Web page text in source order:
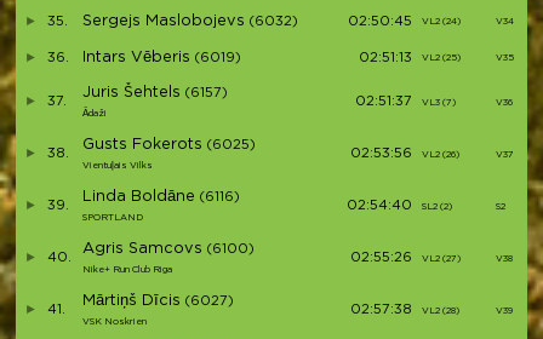
35. Sergejs Maslobojevs (6032) 02:50:45 VL2 (24) V34
36. Intars Vēberis (6019) 02:51:13 VL2 (25) V35
37.
Juris Šehtels (6157)
Ādaži
02:51:37 VL3 (7) V36
38.
Gusts Fokerots (6025)
Vientuļais Vilks
02:53:56 VL2 (26) V37
39.
Linda Boldāne (6116)
SPORTLAND
02:54:40 SL2 (2) S2
40.
Agris Samcovs (6100)
Nike+ Run Club Riga
02:55:26 VL2 (27) V38
41.
Mārtiņš Dīcis (6027)
VSK Noskrien
02:57:38 VL2 (28) V39